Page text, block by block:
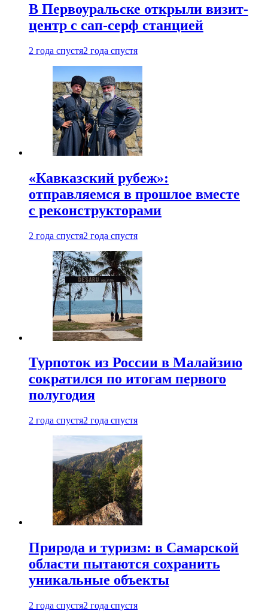
В Первоуральске открыли визит-
центр с сап-серф станцией
2 года спустя2 года спустя
«Кавказский рубеж»:
отправляемся в прошлое вместе
с реконструкторами
2 года спустя2 года спустя
Турпоток из России в Малайзию
сократился по итогам первого
полугодия
2 года спустя2 года спустя
Природа и туризм: в Самарской
области пытаются сохранить
уникальные объекты
2 года спустя2 года спустя